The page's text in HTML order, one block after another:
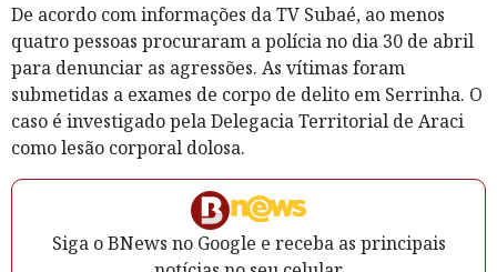
De acordo com informações da TV Subaé, ao menos
quatro pessoas procuraram a polícia no dia 30 de abril
para denunciar as agressões. As vítimas foram
submetidas a exames de corpo de delito em Serrinha. O
caso é investigado pela Delegacia Territorial de Araci
como lesão corporal dolosa.
Siga o BNews no Google e receba as principais